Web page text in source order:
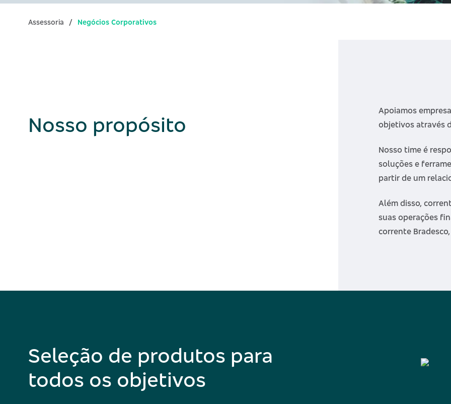
Assessoria Negócios Corporativos
Nosso propósito
Apoiamos
objetivos através
Nosso time é
soluções e
partir de um
Além disso,
suas operações
corrente
Seleção de produtos para
todos os objetivos